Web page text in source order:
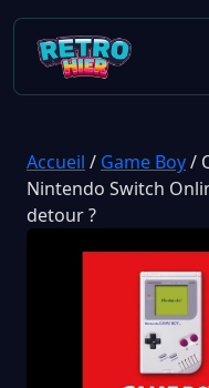
Accueil / Game Boy/
Nintendo Switch
detour ?